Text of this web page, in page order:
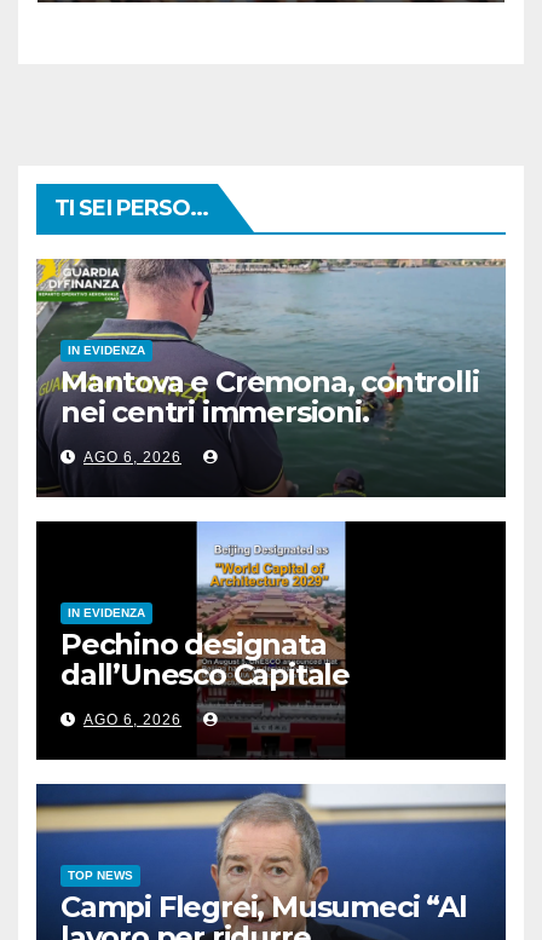
TI SEI PERSO...
IN EVIDENZA
Mantova e Cremona, controlli
nei centri immersioni.
Sanzioni per 90 mila euro
AGO 6, 2026
IN EVIDENZA
Pechino designata
dall’Unesco Capitale
mondiale dell’architettura
2029
AGO 6, 2026
TOP NEWS
Campi Flegrei, Musumeci “Al